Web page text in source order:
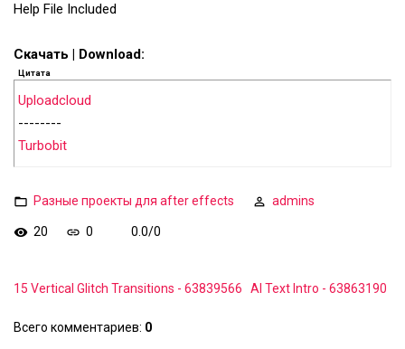
Help File Included
Скачать | Download:
Цитата
Uploadcloud
--------
Turbobit
Разные проекты для after effects admins
20 0 0.0/0
15 Vertical Glitch Transitions - 63839566 AI Text Intro - 63863190
Всего комментариев: 0